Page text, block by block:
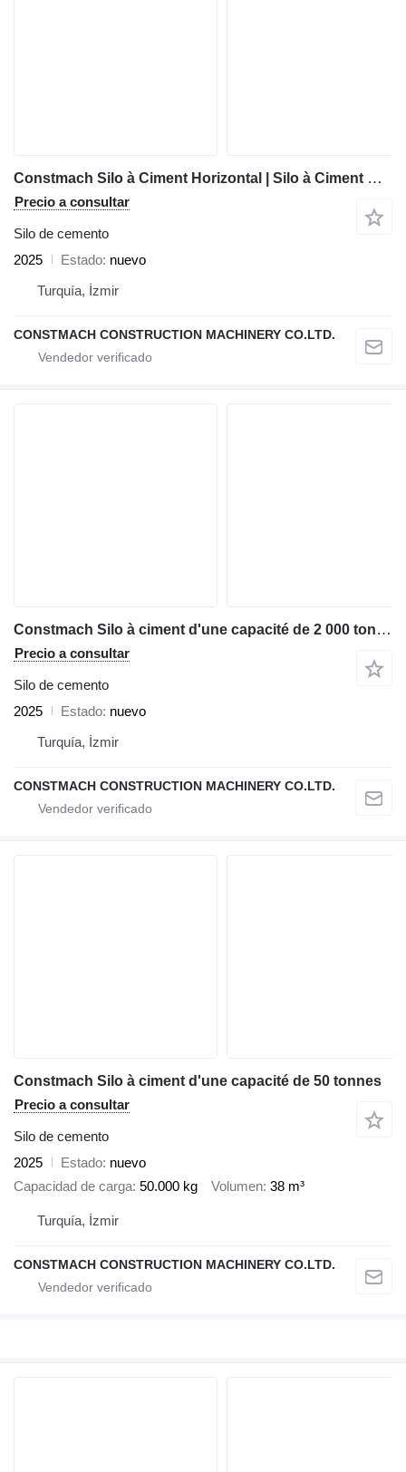
Constmach Silo à Ciment Horizontal | Silo à Ciment Mobile
Precio a consultar
Silo de cemento
2025
Estado nuevo
Turquía, İzmir
CONSTMACH CONSTRUCTION MACHINERY CO.LTD.
Constmach Silo à ciment d'une capacité de 2 000 tonnes
Precio a consultar
Silo de cemento
2025
Estado nuevo
Turquía, İzmir
CONSTMACH CONSTRUCTION MACHINERY CO.LTD.
Constmach Silo à ciment d'une capacité de 50 tonnes
Precio a consultar
Silo de cemento
2025
Estado nuevo
Capacidad de carga 50.000 kg Volumen 38 m³
Turquía, İzmir
CONSTMACH CONSTRUCTION MACHINERY CO.LTD.